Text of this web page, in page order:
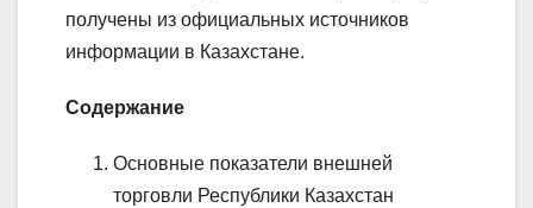
получены из официальных источников
информации в Казахстане.
Содержание
Основные показатели внешней
торговли Республики Казахстан